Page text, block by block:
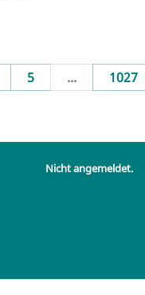
5 ... 1027
Nicht angemeldet.